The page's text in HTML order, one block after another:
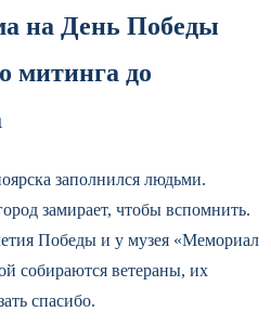
на День Победы
митинга до
заполнился людьми.
замирает, чтобы вспомнить.
Победы и у музея «Мемориал
собираются ветераны, их
спасибо.